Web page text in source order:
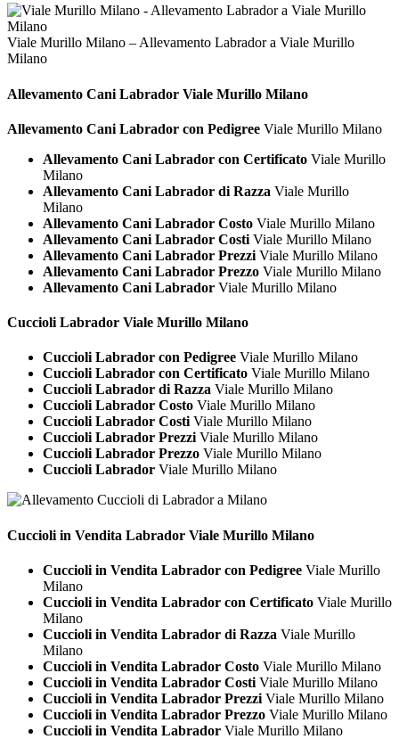
Viale Murillo Milano – Allevamento Labrador a Viale Murillo
Milano
Allevamento Cani Labrador Viale Murillo Milano
Allevamento Cani Labrador con Pedigree Viale Murillo Milano
Allevamento Cani Labrador con Certificato Viale Murillo
Milano
Allevamento Cani Labrador di Razza Viale Murillo
Milano
Allevamento Cani Labrador Costo Viale Murillo Milano
Allevamento Cani Labrador Costi Viale Murillo Milano
Allevamento Cani Labrador Prezzi Viale Murillo Milano
Allevamento Cani Labrador Prezzo Viale Murillo Milano
Allevamento Cani Labrador Viale Murillo Milano
Cuccioli Labrador Viale Murillo Milano
Cuccioli Labrador con Pedigree Viale Murillo Milano
Cuccioli Labrador con Certificato Viale Murillo Milano
Cuccioli Labrador di Razza Viale Murillo Milano
Cuccioli Labrador Costo Viale Murillo Milano
Cuccioli Labrador CostiViale Murillo Milano
Cuccioli Labrador PrezziViale Murillo Milano
Cuccioli Labrador Prezzo Viale Murillo Milano
Cuccioli Labrador Viale Murillo Milano
Cuccioli in Vendita Labrador Viale Murillo Milano
Cuccioli in Vendita Labrador con Pedigree Viale Murillo
Milano
Cuccioli in Vendita Labrador con Certificato Viale Murillo
Milano
Cuccioli in Vendita Labrador di Razza Viale Murillo
Milano
Cuccioli in Vendita Labrador Costo Viale Murillo Milano
Cuccioli in Vendita Labrador Costi Viale Murillo Milano
Cuccioli in Vendita Labrador Prezzi Viale Murillo Milano
Cuccioli in Vendita Labrador Prezzo Viale Murillo Milano
Cuccioli in Vendita Labrador Viale Murillo Milano